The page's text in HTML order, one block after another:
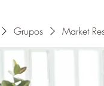
Grupos Market